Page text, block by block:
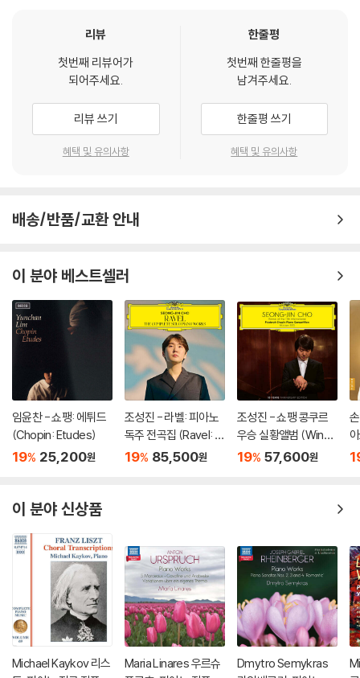
리뷰
첫번째 리뷰어가
되어주세요.
리뷰 쓰기
혜택 및 유의사항
한줄평
첫번째 한줄평을
남겨주세요.
한줄평 쓰기
혜택 및 유의사항
배송/반품/교환 안내
이 분야 베스트셀러
임윤찬 - 쇼팽: 에튀드
(Chopin: Etudes)
19% 25,200원
조성진 - 라벨: 피아노
독주 전곡집 (Ravel: T
he Complete Solo Pi
19% 85,500원
조성진 - 쇼팽 콩쿠르
우승 실황앨범 (Winne
r of the 17th Internat
19% 57,600원
이 분야 신상품
Michael Kaykov 리스
Maria Linares 우르슈
Dmytro Semykras